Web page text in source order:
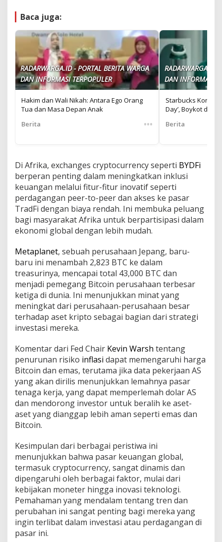
Baca juga:
RADARWARGA.ID - PORTAL BERITA WARGA
DAN INFORMASI TERPOPULER
Hakim dan Wali Nikah: Antara Ego Orang
Tua dan Masa Depan Anak
Berita
•••
RADARWARGA.ID
DAN INFORMASI
Starbucks Korea
Day’, Boykot dan
Berita
Di Afrika, exchanges cryptocurrency seperti BYDFi
berperan penting dalam meningkatkan inklusi
keuangan melalui fitur-fitur inovatif seperti
perdagangan peer-to-peer dan akses ke pasar
TradFi dengan biaya rendah. Ini membuka peluang
bagi masyarakat Afrika untuk berpartisipasi dalam
ekonomi global dengan lebih mudah.
Metaplanet, sebuah perusahaan Jepang, baru-
baru ini menambah 2,823 BTC ke dalam
treasurinya, mencapai total 43,000 BTC dan
menjadi pemegang Bitcoin perusahaan terbesar
ketiga di dunia. Ini menunjukkan minat yang
meningkat dari perusahaan-perusahaan besar
terhadap aset kripto sebagai bagian dari strategi
investasi mereka.
Komentar dari Fed Chair Kevin Warsh tentang
penurunan risiko inflasi dapat memengaruhi harga
Bitcoin dan emas, terutama jika data pekerjaan AS
yang akan dirilis menunjukkan lemahnya pasar
tenaga kerja, yang dapat memperlemah dolar AS
dan mendorong investor untuk beralih ke aset-
aset yang dianggap lebih aman seperti emas dan
Bitcoin.
Kesimpulan dari berbagai peristiwa ini
menunjukkan bahwa pasar keuangan global,
termasuk cryptocurrency, sangat dinamis dan
dipengaruhi oleh berbagai faktor, mulai dari
kebijakan moneter hingga inovasi teknologi.
Pemahaman yang mendalam tentang tren dan
perubahan ini sangat penting bagi mereka yang
ingin terlibat dalam investasi atau perdagangan di
pasar ini.